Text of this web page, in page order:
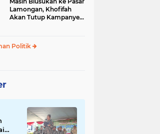
Lamongan, Khofifah
Akan Tutup Kampanye
Politik